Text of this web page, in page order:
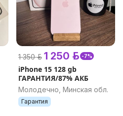
1 350 р. 1 250 р. -7%
iPhone 15 128 gb
ГАРАНТИЯ/87% АКБ
Молодечно, Минская обл.
Гарантия